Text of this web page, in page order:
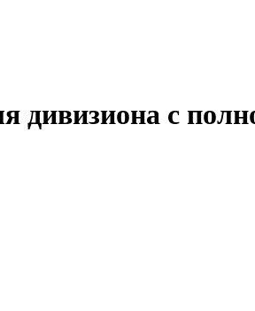
дивизиона с